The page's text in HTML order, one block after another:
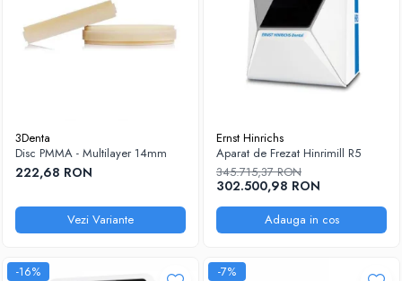
3Denta
Disc PMMA - Multilayer 14mm
222,68 RON
Vezi Variante
Ernst Hinrichs
Aparat de Frezat Hinrimill R5
345.715,37 RON
302.500,98 RON
Adauga in cos
-16%
-7%